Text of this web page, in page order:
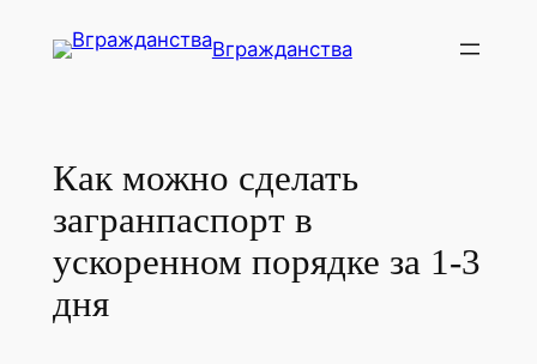
Вгражданства
Как можно сделать
загранпаспорт в
ускоренном порядке за 1-3
дня